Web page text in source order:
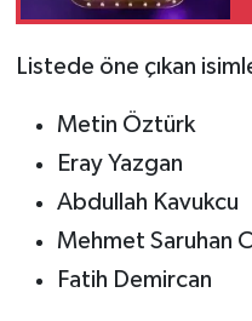
Listede öne çıkan
Metin Öztürk
Eray Yazgan
Abdullah Kavukcu
Mehmet Saruhan
Fatih Demircan